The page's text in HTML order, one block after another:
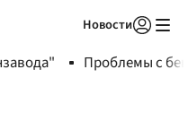
Новости
Проблемы с